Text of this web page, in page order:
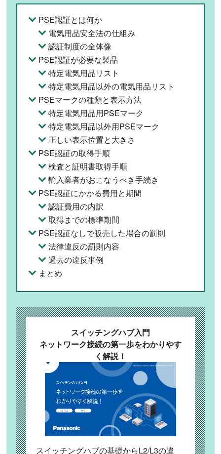
PSE認証とは何か
電気用品安全法の仕組み
認証制度の全体像
PSE認証が必要な製品
特定電気用品リスト
特定電気用品以外の電気用品リスト
PSEマークの種類と表示方法
特定電気用品用PSEマーク
特定電気用品以外用PSEマーク
正しい表示位置と大きさ
PSE認証の取得手順
検査と証明書取得手順
輸入業者がおこなうべき手続き
PSE認証にかかる費用と期間
認証費用の内訳
取得までの標準期間
PSE認証なしで販売した場合の罰則
法律違反の罰則内容
過去の違反事例
まとめ
スイッチングハブ入門
ネットワーク接続の第一歩をわかりやす
く解説！
スイッチングハブの基礎からL2/L3の違